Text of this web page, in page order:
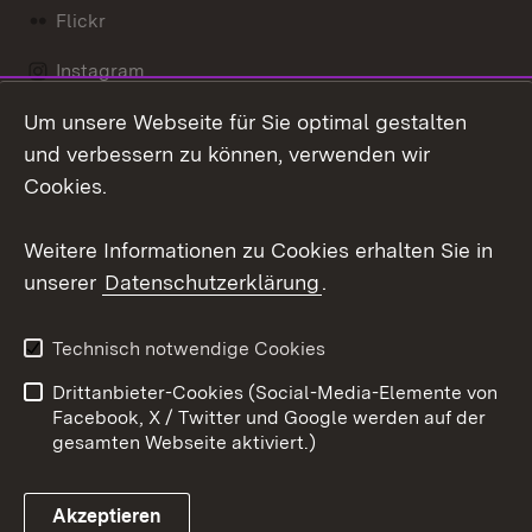
Flickr
Instagram
Social Wall
Barrierefreiheit
Benutzungshinweise
Impressum
Cookies
Um unsere Webseite für Sie optimal gestalten
und verbessern zu können, verwenden wir
Cookies.
Weitere Informationen zu Cookies erhalten Sie in
unserer Datenschutzerklärung.
Technisch notwendige Cookies
Drittanbieter-Cookies (Social-Media-Elemente von
Facebook, X / Twitter und Google werden auf der
gesamten Webseite aktiviert.)
Akzeptieren